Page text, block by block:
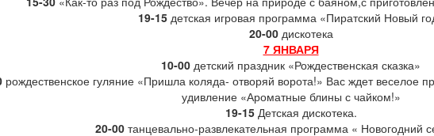
19-15детская игровая программа «Пиратский Новый
20-00дискотека
7 ЯНВАРЯ
10-00 детский праздник «Рождественская сказка»
рождественское гуляние «Пришла коляда- отворяй ворота!» Вас ждет веселое
удивление «Ароматные блины с чайком!»
19-15Детская дискотека.
20-00танцевально-развлекательная программа « Новогодний